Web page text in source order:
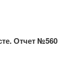
Отчет №560